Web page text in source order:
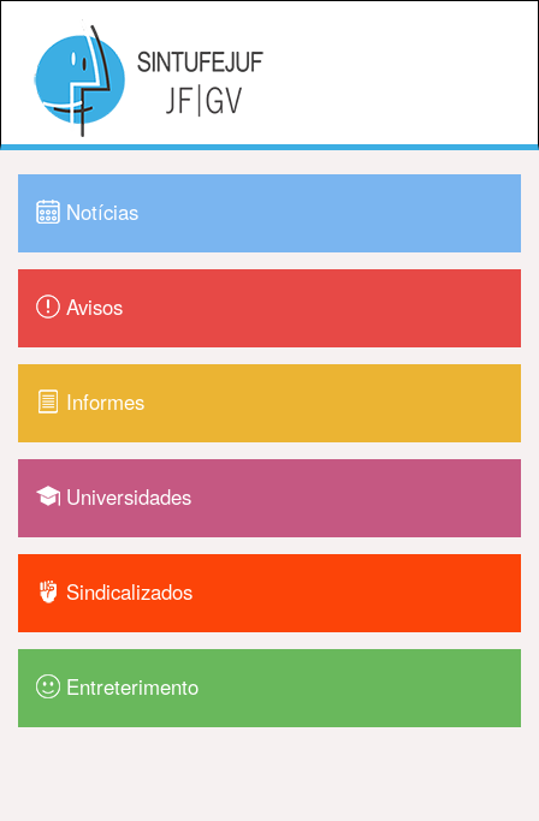
Notícias
Avisos
Informes
Universidades
Sindicalizados
Entreterimento